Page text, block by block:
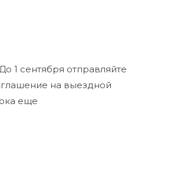
1 сентября отправляйте
на выездной
еще